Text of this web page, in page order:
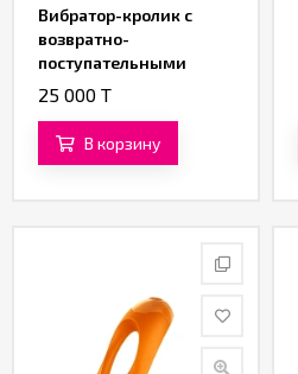
Вибратор-кролик с
возвратно-
поступательными
движениями от
25 000 T
В корзину